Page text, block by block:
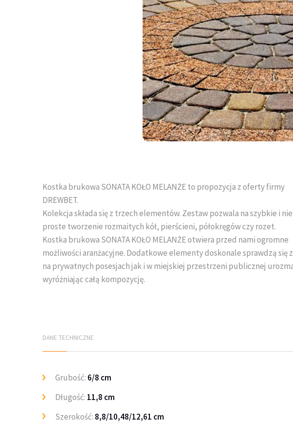
Kostka brukowa SONATA KOŁO MELANŻE to propozycja z oferty firmy
DREWBET.
Kolekcja składa się z trzech elementów. Zestaw pozwala na szybkie i
proste tworzenie rozmaitych kół, pierścieni, półokręgów czy rozet.
Kostka brukowa SONATA KOŁO MELANŻE otwiera przed nami ogromne
możliwości aranżacyjne. Dodatkowe elementy doskonale sprawdzą się
na prywatnych posesjach jak i w miejskiej przestrzeni publicznej
wyróżniając całą kompozycję.
DANE TECHNICZNE
Grubość: 6/8 cm
Długość: 11,8 cm
Szerokość: 8,8/10,48/12,61 cm